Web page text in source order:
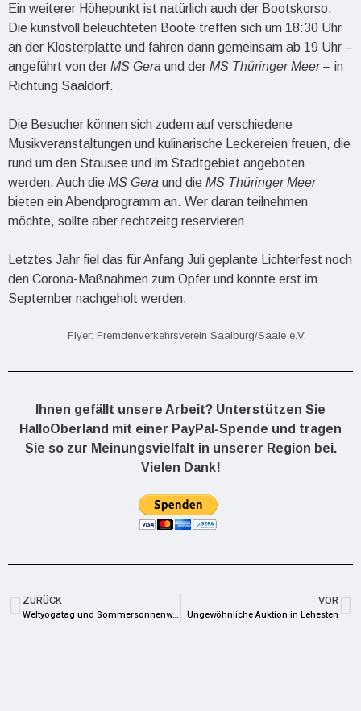
Ein weiterer Höhepunkt ist natürlich auch der Bootskorso.
Die kunstvoll beleuchteten Boote treffen sich um 18:30 Uhr
an der Klosterplatte und fahren dann gemeinsam ab 19 Uhr –
angeführt von der MS Gera und der MS Thüringer Meer– in
Richtung Saaldorf.
Die Besucher können sich zudem auf verschiedene
Musikveranstaltungen und kulinarische Leckereien freuen, die
rund um den Stausee und im Stadtgebiet angeboten
werden. Auch die MS Gera und die MS Thüringer Meer
bieten ein Abendprogramm an. Wer daran teilnehmen
möchte, sollte aber rechtzeitg reservieren
Letztes Jahr fiel das für Anfang Juli geplante Lichterfest noch
den Corona-Maßnahmen zum Opfer und konnte erst im
September nachgeholt werden.
Flyer: Fremdenverkehrsverein Saalburg/Saale e.V.
Ihnen gefällt unsere Arbeit? Unterstützen Sie
HalloOberland mit einer PayPal-Spende und tragen
Sie so zur Meinungsvielfalt in unserer Region bei.
Vielen Dank!
ZURÜCK
Weltyogatag und Sommersonnenwende
VOR
Ungewöhnliche Auktion in Lehesten